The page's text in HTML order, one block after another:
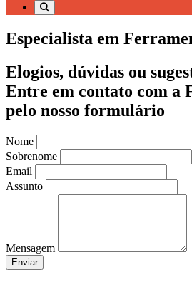
Especialista em
Elogios, dúvidas ou
Entre em contato com a
pelo nosso formulário
Nome
Sobrenome
Email
Assunto
Mensagem
Enviar